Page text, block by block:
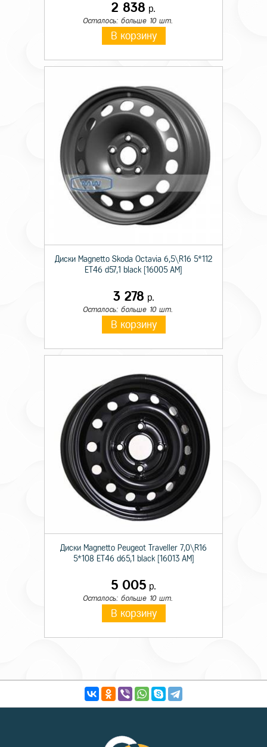
2 838 р.
Осталось: больше 10 шт.
В корзину
Диски Magnetto Skoda Octavia 6,5\R16 5*112
ET46 d57,1 black [16005 AM]
3 278 р.
Осталось: больше 10 шт.
В корзину
Диски Magnetto Peugeot Traveller 7,0\R16
5*108 ET46 d65,1 black [16013 AM]
5 005 р.
Осталось: больше 10 шт.
В корзину